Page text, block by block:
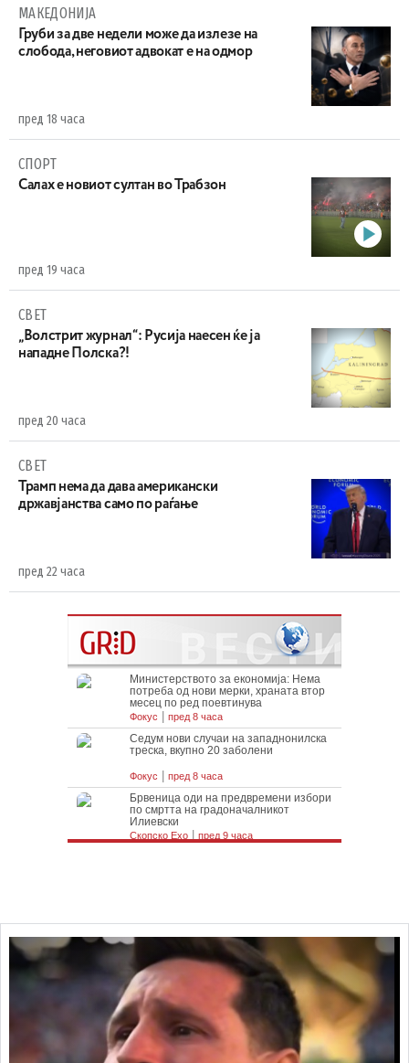
МАКЕДОНИЈА
Груби за две недели може да излезе на
слобода, неговиот адвокат е на одмор
пред 18 часа
СПОРТ
Салах е новиот султан во Трабзон
пред 19 часа
СВЕТ
„Волстрит журнал“: Русија наесен ќе ја
нападне Полска?!
пред 20 часа
СВЕТ
Трамп нема да дава американски
државјанства само по раѓање
пред 22 часа